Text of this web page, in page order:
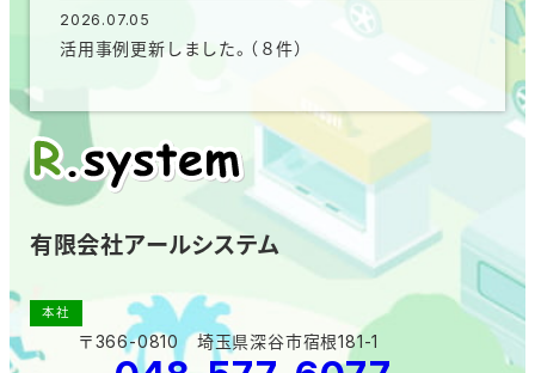
有限会社アールシステム
本社
〒366-0810 埼玉県深谷市宿根181-1
2026.07.05
活用事例更新しました。（８件）